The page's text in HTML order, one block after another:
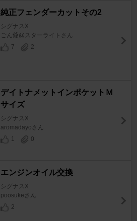
純正フェンダーカットその2
シグナスX
ごん爺@スターライトさん
7
2
デイトナメットインポケットＭ
サイズ
シグナスX
aromadayoさん
1
0
エンジンオイル交換
シグナスX
poosukeさん
2